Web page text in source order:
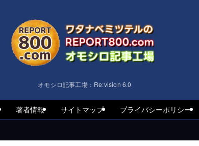
オモシロ記事工場：Re:vision 6.0
著者情報 サイトマップ プライバシーポリシー